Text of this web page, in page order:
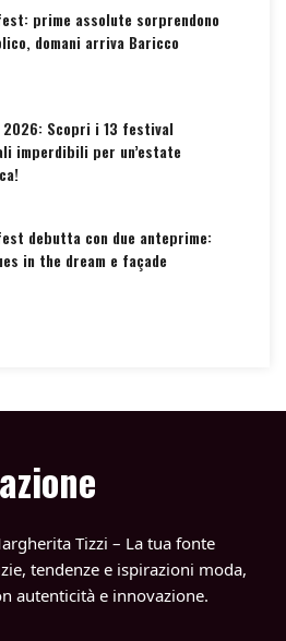
prime assolute sorprendono
domani arriva Baricco
Scopri i 13 festival
imperdibili per un’estate
debutta con due anteprime:
in the dream e façade
Tizzi – La tua fonte
tendenze e ispirazioni moda,
autenticità e innovazione.